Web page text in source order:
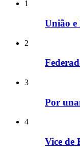
1
União e
2
3
Por
4
Vice de